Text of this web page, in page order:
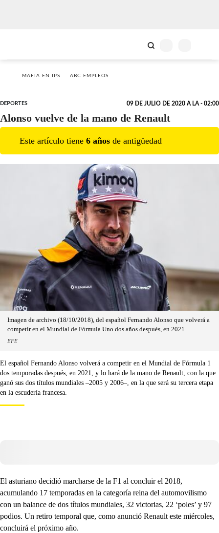
MAFIA EN IPS ABC EMPLEOS
DEPORTES 09 DE JULIO DE 2020 A LA - 02:00
Alonso vuelve de la mano de Renault
Este artículo tiene 6 años de antigüedad
Imagen de archivo (18/10/2018), del español Fernando Alonso que volverá a
competir en el Mundial de Fórmula Uno dos años después, en 2021.
EFE
El español Fernando Alonso volverá a competir en el Mundial de Fórmula 1
dos temporadas después, en 2021, y lo hará de la mano de Renault, con la que
ganó sus dos títulos mundiales –2005 y 2006–, en la que será su tercera etapa
en la escudería francesa.
El asturiano decidió marcharse de la F1 al concluir el 2018,
acumulando 17 temporadas en la categoría reina del automovilismo
con un balance de dos títulos mundiales, 32 victorias, 22 ‘poles’ y 97
podios. Un retiro temporal que, como anunció Renault este miércoles,
concluirá el próximo año.